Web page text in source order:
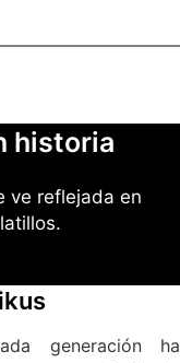
historia
ve reflejada en
generación ha